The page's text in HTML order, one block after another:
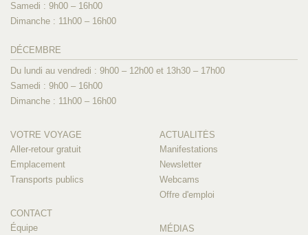
Samedi : 9h00 – 16h00
Dimanche : 11h00 – 16h00
DÉCEMBRE
Du lundi au vendredi : 9h00 – 12h00 et 13h30 – 17h00
Samedi : 9h00 – 16h00
Dimanche : 11h00 – 16h00
VOTRE VOYAGE
Aller-retour gratuit
Emplacement
Transports publics
CONTACT
Équipe
ACTUALITÉS
Manifestations
Newsletter
Webcams
Offre d'emploi
MÉDIAS